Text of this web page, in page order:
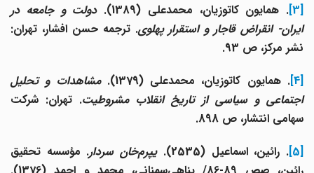
. همایون کاتوزیان، محمدعلی (1389).
دولت و جامعه در
ایران- انقراض قاجار و استقرار پهلوی. ترجمه حسن افشار، تهران:
نشر مرکز، ص 93.
. همایون کاتوزیان، محمدعلی (1379).
مشاهدات و تحلیل
اجتماعی و سیاسی از تاریخ انقلاب مشروطیت. تهران: شرکت
سهامی انتشار، ص 898
.
. رائین، اسماعیل (2535). یپرم‌خان سردار. مؤسسه تحقیق